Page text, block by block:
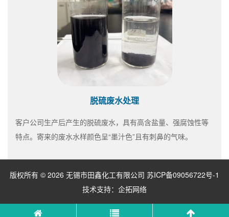
脱硫废水处理
客户公司生产后产生的脱硫废水，具有高含盐量、强腐蚀性等
特点。寄来的废水水样颜色呈“墨汁色”且有刺鼻的气味。
版权所有 © 2026 无锡市田鑫化工有限公司 苏ICP备09056722号-1
技术支持： 企拓网络